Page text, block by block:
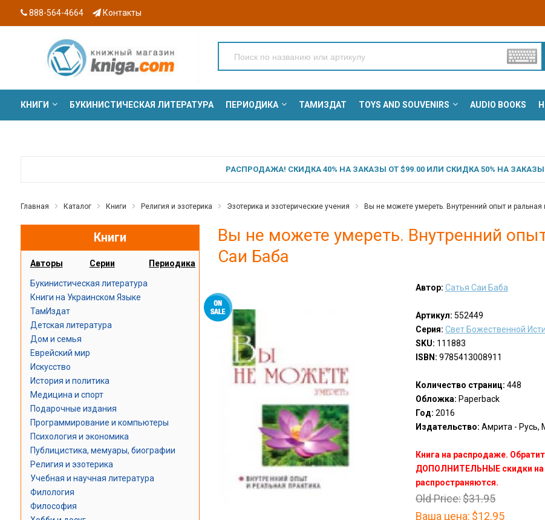
888-564-4664 Контакты
КНИГИ БУКИНИСТИЧЕСКАЯ ЛИТЕРАТУРА ПЕРИОДИКА ТАМИЗДАТ TOYS AND SOUVENIRS AUDIO BOOKS
РАСПРОДАЖА! СКИДКА 40% НА ЗАКАЗЫ ОТ $99.00 ИЛИ СКИДКА 50% НА ЗАКАЗЫ
Главная Каталог Книги Религия и эзотерика Эзотерика и эзотерические учения Вы не можете умереть. Внутренний опыт и ральная
Книги
Авторы Серии Периодика
Букинистическая литература
Книги на Украинском Языке
ТамИздат
Детская литература
Дом и семья
Еврейский мир
Искусство
История и политика
Медицина и спорт
Подарочные издания
Программирование и компьютеры
Психология и экономика
Публицистика, мемуары, биографии
Религия и эзотерика
Учебная и научная литература
Филология
Философия
Вы не можете умереть. Внутренний
Саи Баба
Автор: Сатья Саи Баба
Артикул: 552449
Серия: Свет Божественной
SKU: 111883
ISBN: 9785413008911
Количество страниц: 448
Обложка: Paperback
Год: 2016
Издательство: Амрита - Русь,
Книга на распродаже.
ДОПОЛНИТЕЛЬНЫЕ скидки на
распространяются.
Old Price:$31.95
Ваша цена: $12.95